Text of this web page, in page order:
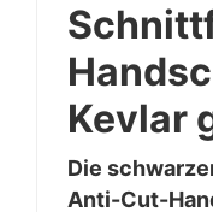
Kevlar
Die
Anti-Cut-